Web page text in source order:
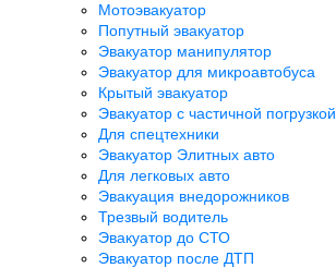
Мотоэвакуатор
Попутный эвакуатор
Эвакуатор манипулятор
Эвакуатор для микроавтобуса
Крытый эвакуатор
Эвакуатор с частичной погрузкой
Для спецтехники
Эвакуатор Элитных авто
Для легковых авто
Эвакуация внедорожников
Трезвый водитель
Эвакуатор до СТО
Эвакуатор после ДТП